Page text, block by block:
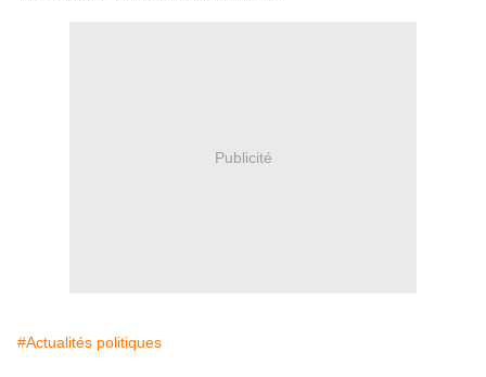
Publicité
#Actualités politiques